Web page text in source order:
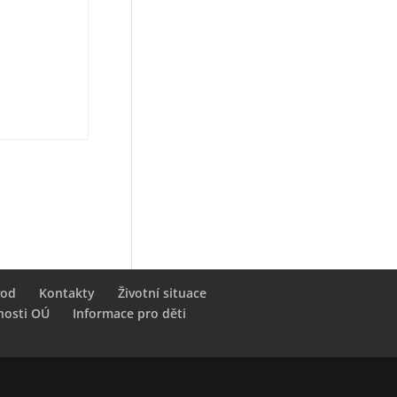
Kontakty
Životní situace
OÚ
Informace pro děti